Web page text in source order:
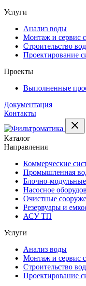
Услуги
Анализ воды
Монтаж и сервис
Строительство
Проектирование
Проекты
Выполненные
Документация
Контакты
Каталог
Направления
Коммерческие
Промышленная
Блочно-
Насосное
Очистные
Резервуары и
АСУ ТП
Услуги
Анализ воды
Монтаж и сервис
Строительство
Проектирование